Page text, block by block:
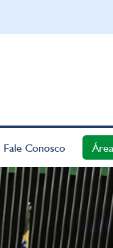
Fale Conosco